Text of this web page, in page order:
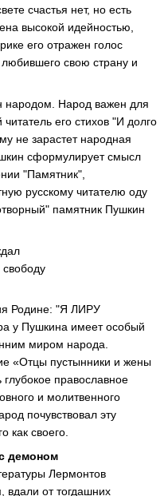
счастья нет, но есть
высокой идейностью,
его отражен голос
любившего свою страну и
народом. Народ важен для
его стихов "И долго
не зарастет народная
сформулирует смысл
"Памятник",
русскому читателю оду
памятник Пушкин
свободу
Родине: "Я ЛИРУ
Пушкина имеет особый
миром народа.
«Отцы пустынники и жены
православное
и молитвенного
почувствовал эту
как своего.
демоном
Лермонтов
вдали от тогдашних